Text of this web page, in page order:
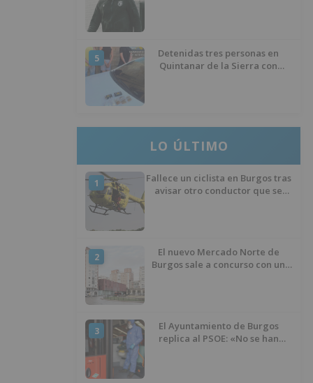
5
Detenidas tres personas en
Quintanar de la Sierra con
LO ÚLTIMO
1
Fallece un ciclista en Burgos tras
avisar otro conductor que se
2
El nuevo Mercado Norte de
Burgos sale a concurso con un
3
El Ayuntamiento de Burgos
replica al PSOE: «No se han